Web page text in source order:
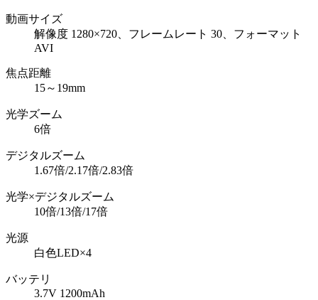
動画サイズ
解像度 1280×720、フレームレート 30、フォーマット
AVI
焦点距離
15～19mm
光学ズーム
6倍
デジタルズーム
1.67倍/2.17倍/2.83倍
光学×デジタルズーム
10倍/13倍/17倍
光源
白色LED×4
バッテリ
3.7V 1200mAh